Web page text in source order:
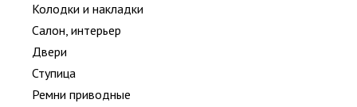
Колодки и накладки
Салон, интерьер
Двери
Ступица
Ремни приводные